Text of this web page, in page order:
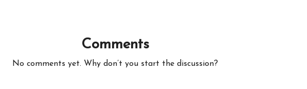
Comments
No comments yet. Why don’t you start the discussion?